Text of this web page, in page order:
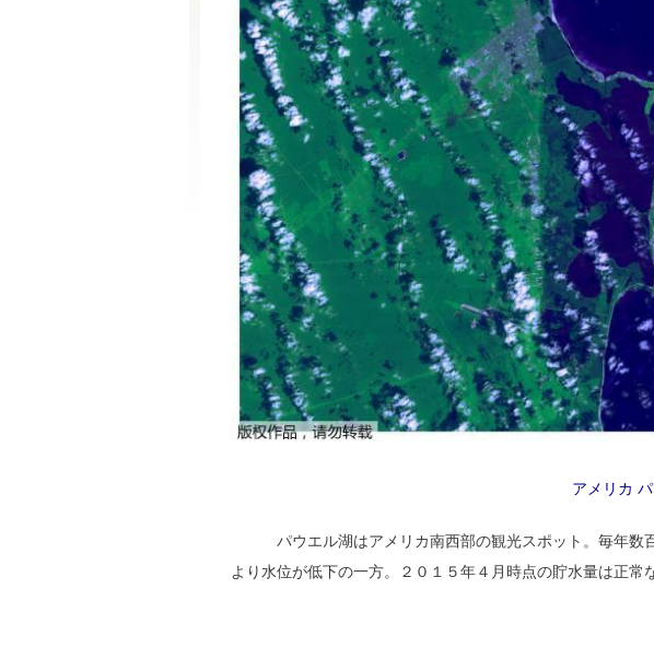
アメリカ
パウエル湖はアメリカ南西部の観光スポット。毎年数
より水位が低下の一方。２０１５年４月時点の貯水量は正常